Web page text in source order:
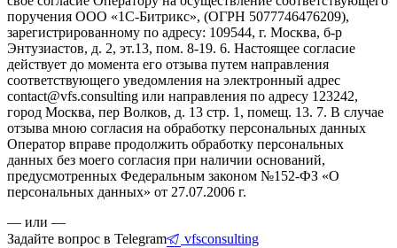
поручения ООО «1С-Битрикс», (ОГРН 5077746476209),
зарегистрированному по адресу: 109544, г. Москва, б-р
Энтузиастов, д. 2, эт.13, пом. 8-19. 6. Настоящее согласие
действует до момента его отзыва путем направления
соответствующего уведомления на электронный адрес
contact@vfs.consulting или направления по адресу 123242,
город Москва, пер Волков, д. 13 стр. 1, помещ. 13. 7. В случае
отзыва мною согласия на обработку персональных данных
Оператор вправе продолжить обработку персональных
данных без моего согласия при наличии оснований,
предусмотренных Федеральным законом №152-ФЗ «О
персональных данных» от 27.07.2006 г.
— или —
Задайте вопрос в Telegram
vfsconsulting